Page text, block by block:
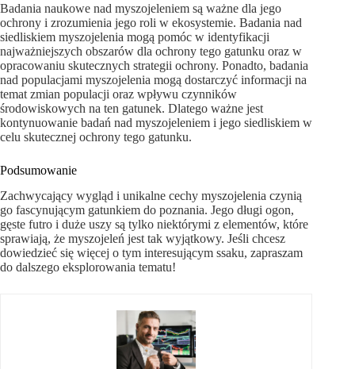
Badania naukowe nad myszojeleniem są ważne dla jego
ochrony i zrozumienia jego roli w ekosystemie. Badania nad
siedliskiem myszojelenia mogą pomóc w identyfikacji
najważniejszych obszarów dla ochrony tego gatunku oraz w
opracowaniu skutecznych strategii ochrony. Ponadto, badania
nad populacjami myszojelenia mogą dostarczyć informacji na
temat zmian populacji oraz wpływu czynników
środowiskowych na ten gatunek. Dlatego ważne jest
kontynuowanie badań nad myszojeleniem i jego siedliskiem w
celu skutecznej ochrony tego gatunku.
Podsumowanie
Zachwycający wygląd i unikalne cechy myszojelenia czynią
go fascynującym gatunkiem do poznania. Jego długi ogon,
gęste futro i duże uszy są tylko niektórymi z elementów, które
sprawiają, że myszojeleń jest tak wyjątkowy. Jeśli chcesz
dowiedzieć się więcej o tym interesującym ssaku, zapraszam
do dalszego eksplorowania tematu!